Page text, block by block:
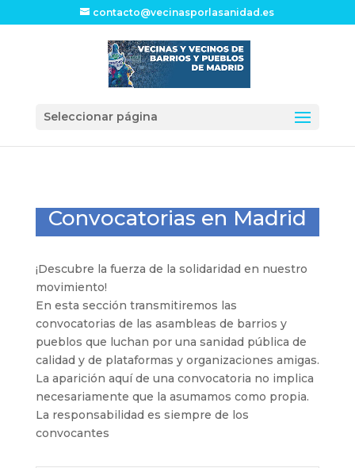
contacto@vecinasporlasanidad.es
Seleccionar página
Convocatorias en Madrid
¡Descubre la fuerza de la solidaridad en nuestro
movimiento!
En esta sección transmitiremos las
convocatorias de las asambleas de barrios y
pueblos que luchan por una sanidad pública de
calidad y de plataformas y organizaciones amigas.
La aparición aquí de una convocatoria no implica
necesariamente que la asumamos como propia.
La responsabilidad es siempre de los
convocantes